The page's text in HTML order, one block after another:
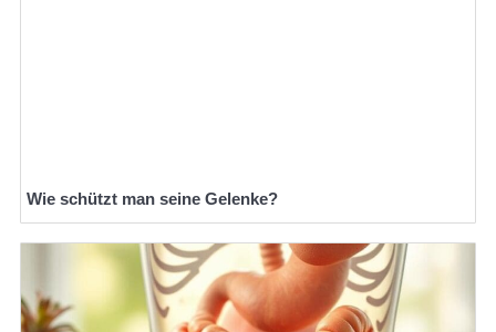
Wie schützt man seine Gelenke?